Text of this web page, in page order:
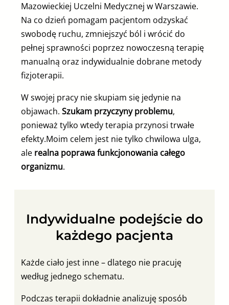
Mazowieckiej Uczelni Medycznej w Warszawie.
Na co dzień pomagam pacjentom odzyskać
swobodę ruchu, zmniejszyć ból i wrócić do
pełnej sprawności poprzez nowoczesną terapię
manualną oraz indywidualnie dobrane metody
fizjoterapii.
W swojej pracy nie skupiam się jedynie na
objawach.Szukam przyczyny problemu,
ponieważ tylko wtedy terapia przynosi trwałe
efekty.Moim celem jest nie tylko chwilowa ulga,
ale realna poprawa funkcjonowania całego
organizmu.
Indywidualne podejście do
każdego pacjenta
Każde ciało jest inne – dlatego nie pracuję
według jednego schematu.
Podczas terapii dokładnie analizuję sposób